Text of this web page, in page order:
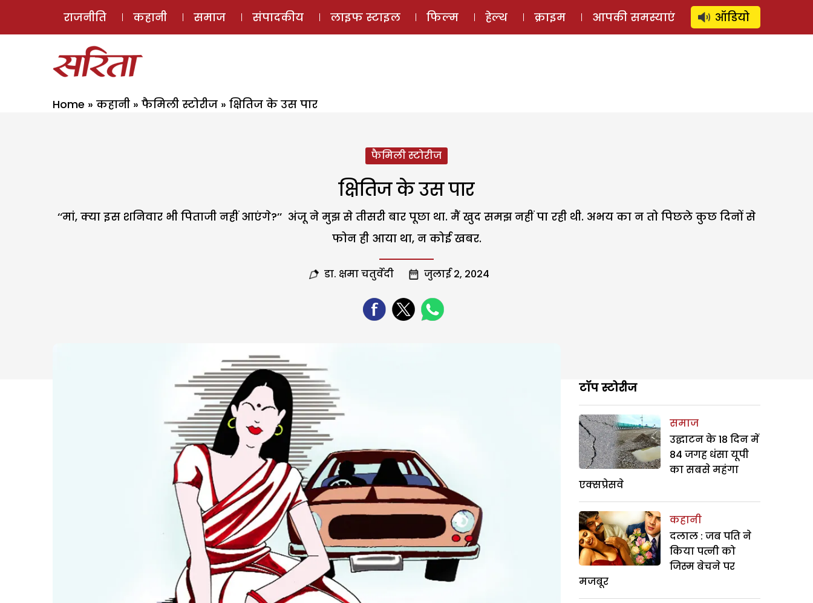
ई-मैगज़ीन ऑडियो स्टोरी लॉग इन ⚲ SUBSCRIBE
राजनीति कहानी समाज संपादकीय लाइफ स्टाइल फिल्म हेल्थ क्राइम आपकी समस्याएं ऑडियो
Home » कहानी » फैमिली स्टोरीज » क्षितिज के उस पार
फैमिली स्टोरीज
क्षितिज के उस पार
‘‘मां, क्या इस शनिवार भी पिताजी नहीं आएंगे?’’ अंजू ने मुझ से तीसरी बार पूछा था. मैं खुद समझ नहीं पा रही थी. अभय का न तो पिछले कुछ दिनों से
फोन ही आया था, न कोई खबर.
डा. क्षमा चतुर्वेदी जुलाई 2, 2024
टॉप स्टोरीज
समाज
उद्घाटन के 18 दिन में
84 जगह धंसा यूपी
का सबसे महंगा
एक्सप्रेसवे
कहानी
दलाल : जब पति ने
किया पत्नी को
जिस्म बेचने पर
मजबूर